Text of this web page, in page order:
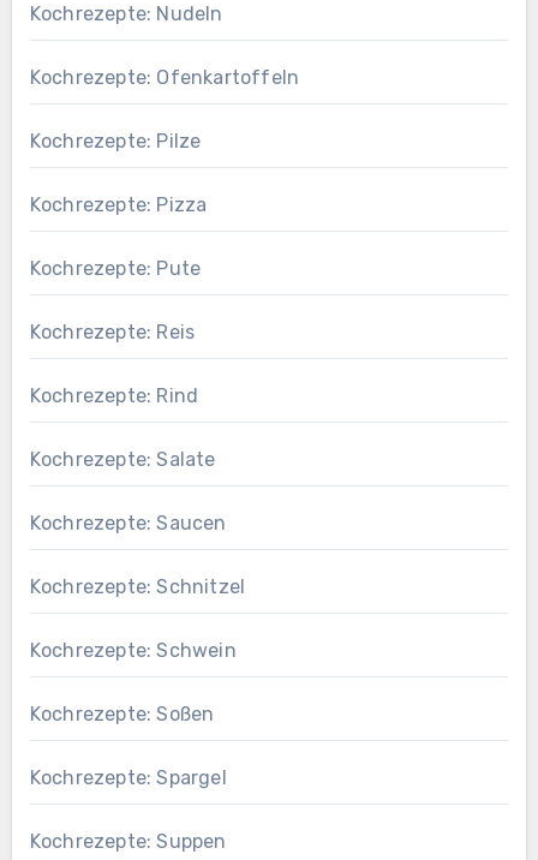
Kochrezepte: Nudeln
Kochrezepte: Ofenkartoffeln
Kochrezepte: Pilze
Kochrezepte: Pizza
Kochrezepte: Pute
Kochrezepte: Reis
Kochrezepte: Rind
Kochrezepte: Salate
Kochrezepte: Saucen
Kochrezepte: Schnitzel
Kochrezepte: Schwein
Kochrezepte: Soßen
Kochrezepte: Spargel
Kochrezepte: Suppen